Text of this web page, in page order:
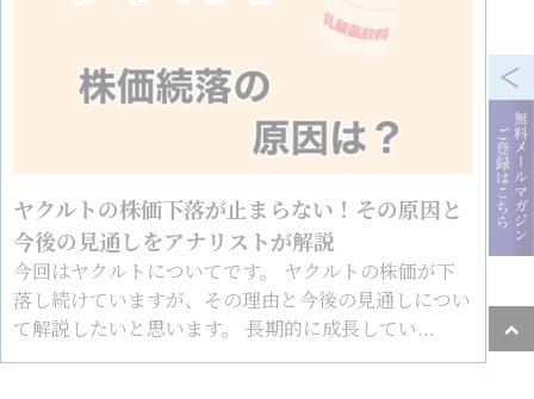
ヤクルトの株価下落が止まらない！その原因と
今後の見通しをアナリストが解説
今回はヤクルトについてです。 ヤクルトの株価が下
落し続けていますが、その理由と今後の見通しについ
て解説したいと思います。 長期的に成長してい...